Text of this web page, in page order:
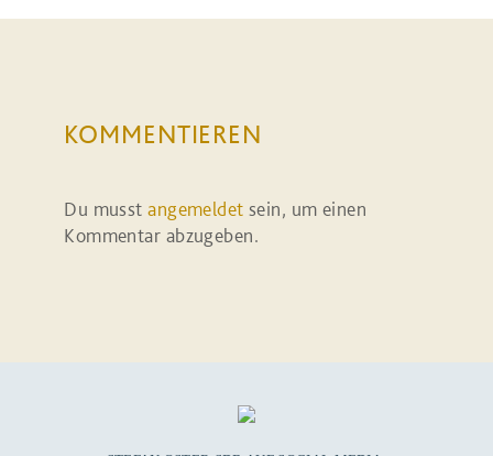
KOMMENTIEREN
Du musstangemeldet sein, um einen
Kommentar abzugeben.